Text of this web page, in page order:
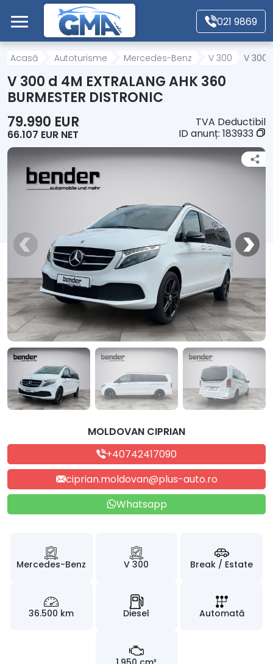
Mergi direct la conținutul principal
021 9869
Acasă
Autoturisme
Motociclete
Autoutilitare
Despre Noi
Contact
Acasă Autoturisme Mercedes-Benz V 300 V 300
V 300 d 4M EXTRALANG AHK 360
BURMESTER DISTRONIC
79.990 EUR
66.107 EUR NET
TVA Deductibil
ID anunț: 183933
MOLDOVAN CIPRIAN
+40742417090
ciprian.moldovan@plus-auto.ro
Whatsapp
Mercedes-Benz V 300 Break / Estate
36.500 km Diesel Automată